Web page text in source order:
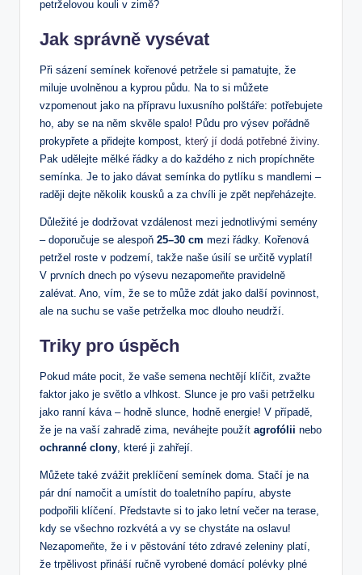
petrželovou kouli v zimě?
Jak správně vysévat
Při sázení semínek kořenové petržele si pamatujte, že
miluje uvolněnou a kyprou půdu. Na to si můžete
vzpomenout jako na přípravu luxusního polštáře: potřebujete
ho, aby se na něm skvěle spalo! Půdu pro výsev pořádně
prokypřete a přidejte kompost, který jí dodá potřebné živiny.
Pak udělejte mělké řádky a do každého z nich propíchněte
semínka. Je to jako dávat semínka do pytlíku s mandlemi –
raději dejte několik kousků a za chvíli je zpět nepřeházejte.
Důležité je dodržovat vzdálenost mezi jednotlivými semény
– doporučuje se alespoň 25–30 cm mezi řádky. Kořenová
petržel roste v podzemí, takže naše úsilí se určitě vyplatí!
V prvních dnech po výsevu nezapomeňte pravidelně
zalévat. Ano, vím, že se to může zdát jako další povinnost,
ale na suchu se vaše petrželka moc dlouho neudrží.
Triky pro úspěch
Pokud máte pocit, že vaše semena nechtějí klíčit, zvažte
faktor jako je světlo a vlhkost. Slunce je pro vaši petrželku
jako ranní káva – hodně slunce, hodně energie! V případě,
že je na vaší zahradě zima, neváhejte použít agrofólii nebo
ochranné clony, které ji zahřejí.
Můžete také zvážit preklíčení semínek doma. Stačí je na
pár dní namočit a umístit do toaletního papíru, abyste
podpořili klíčení. Představte si to jako letní večer na terase,
kdy se všechno rozkvétá a vy se chystáte na oslavu!
Nezapomeňte, že i v pěstování této zdravé zeleniny platí,
že trpělivost přináší ručně vyrobené domácí polévky plné